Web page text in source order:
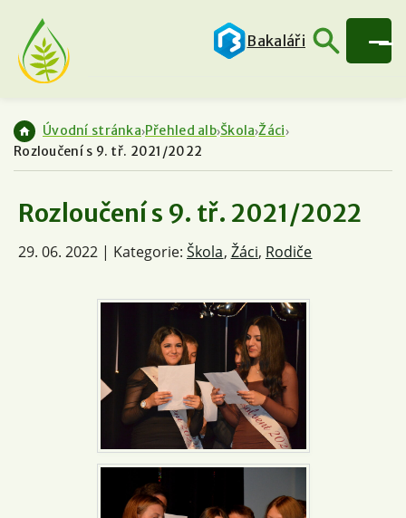
Bakaláři
Úvodní stránka Přehled alb Škola Žáci
Rozloučení s 9. tř. 2021/2022
Rozloučení s 9. tř. 2021/2022
29. 06. 2022 | Kategorie: Škola, Žáci, Rodiče